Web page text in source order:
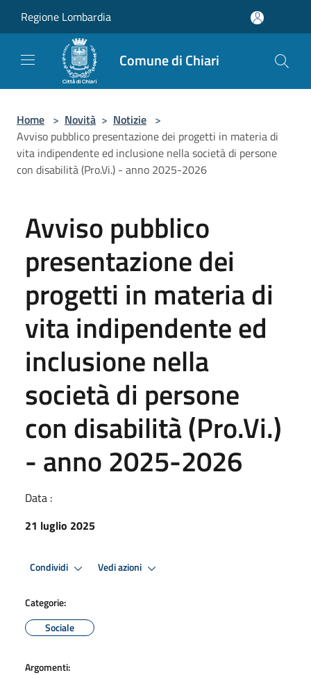
Regione Lombardia
Comune di Chiari
Home > Novità > Notizie >
Avviso pubblico presentazione dei progetti in materia di
vita indipendente ed inclusione nella società di persone
con disabilità (Pro.Vi.) - anno 2025-2026
Avviso pubblico
presentazione dei
progetti in materia di
vita indipendente ed
inclusione nella
società di persone
con disabilità (Pro.Vi.)
- anno 2025-2026
Data :
21 luglio 2025
Condividi Vedi azioni
Categorie:
Sociale
Argomenti: